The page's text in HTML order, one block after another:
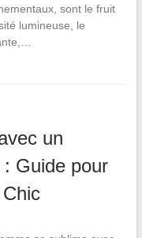
sont le fruit
lumineuse, le
un
Guide pour